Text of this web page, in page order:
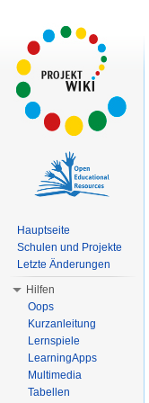
Hauptseite
Schulen und Projekte
Letzte Änderungen
Hilfen
Oops
Kurzanleitung
Lernspiele
LearningApps
Multimedia
Tabellen